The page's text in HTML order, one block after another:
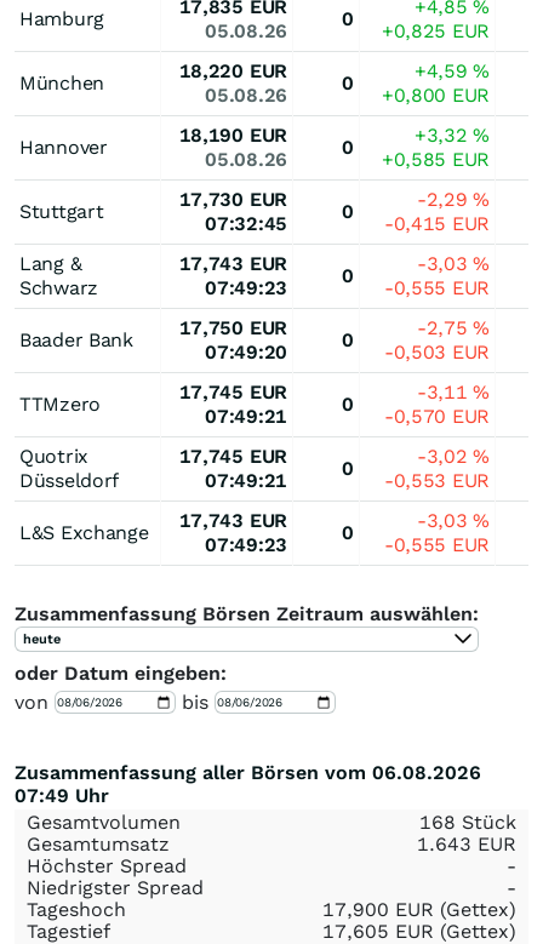
Hamburg
17,835 EUR
05.08.26
0
+4,85%
+0,825 EUR
München
18,220 EUR
05.08.26
0
+4,59%
+0,800 EUR
Hannover
18,190 EUR
05.08.26
0
+3,32%
+0,585 EUR
Stuttgart
17,730 EUR
07:32:45
0
-2,29%
-0,415 EUR
Lang &
Schwarz
17,743 EUR
07:49:23
0
-3,03%
-0,555 EUR
Baader Bank
17,750 EUR
07:49:20
0
-2,75%
-0,503 EUR
TTMzero
17,745 EUR
07:49:21
0
-3,11%
-0,570 EUR
Quotrix
Düsseldorf
17,745 EUR
07:49:21
0
-3,02%
-0,553 EUR
L&S Exchange
17,743 EUR
07:49:23
0
-3,03%
-0,555 EUR
Zusammenfassung Börsen Zeitraum auswählen:
heute
oder Datum eingeben:
von
bis
Zusammenfassung aller Börsen vom 06.08.2026
07:49 Uhr
Gesamtvolumen
168 Stück
Gesamtumsatz
1.643 EUR
Höchster Spread
-
Niedrigster Spread
-
Tageshoch
17,900 EUR (Gettex)
Tagestief
17,605 EUR (Gettex)